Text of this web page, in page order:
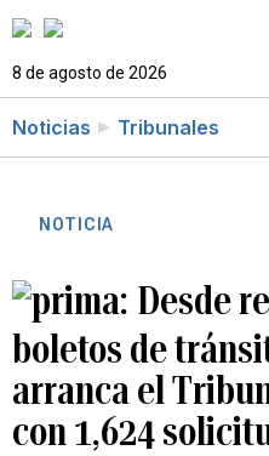
8 de agosto de 2026
Noticias Tribunales
NOTICIA
Desde
boletos de
arranca el
con 1,624